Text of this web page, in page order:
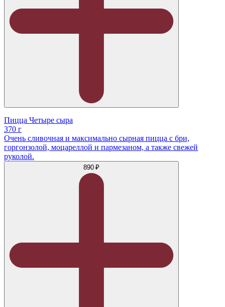
Пицца Четыре сыра
370 г
Очень сливочная и максимально сырная пицца с бри,
горгонзолой, моцареллой и пармезаном, а также свежей
руколой.
890 ₽